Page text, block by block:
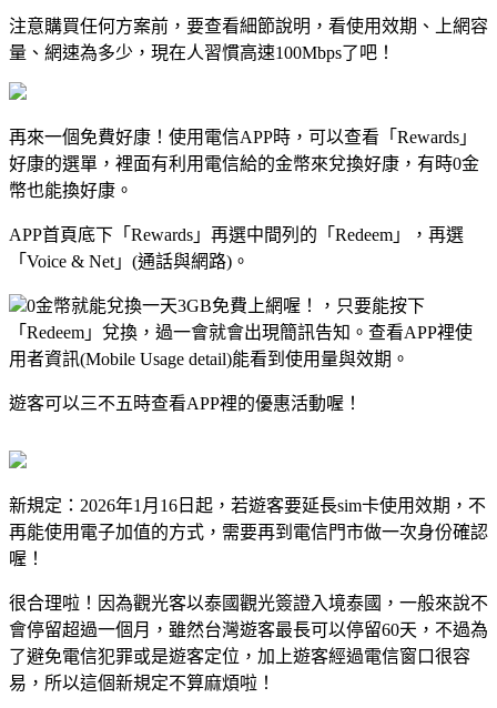
注意購買任何方案前，要查看細節說明，看使用效期、上網容
量、網速為多少，現在人習慣高速100Mbps了吧！
再來一個免費好康！使用電信APP時，可以查看「Rewards」
好康的選單，裡面有利用電信給的金幣來兌換好康，有時0金
幣也能換好康。
APP首頁底下「Rewards」再選中間列的「Redeem」，再選
「Voice & Net」(通話與網路)。
0金幣就能兌換一天3GB免費上網喔！，只要能按下
「Redeem」兌換，過一會就會出現簡訊告知。查看APP裡使
用者資訊(Mobile Usage detail)能看到使用量與效期。
遊客可以三不五時查看APP裡的優惠活動喔！
新規定：2026年1月16日起，若遊客要延長sim卡使用效期，不
再能使用電子加值的方式，需要再到電信門市做一次身份確認
喔！
很合理啦！因為觀光客以泰國觀光簽證入境泰國，一般來說不
會停留超過一個月，雖然台灣遊客最長可以停留60天，不過為
了避免電信犯罪或是遊客定位，加上遊客經過電信窗口很容
易，所以這個新規定不算麻煩啦！